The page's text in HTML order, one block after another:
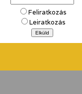
Feliratkozás
Leiratkozás